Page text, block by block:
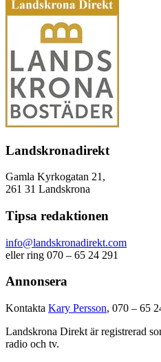
Landskronadirekt
Gamla Kyrkogatan 21,
261 31 Landskrona
Tipsa redaktionen
info@landskronadirekt.com
eller ring 070 – 65 24 291
Annonsera
Kontakta Kary Persson, 070 – 65
Landskrona Direkt är registrerad
radio och tv.